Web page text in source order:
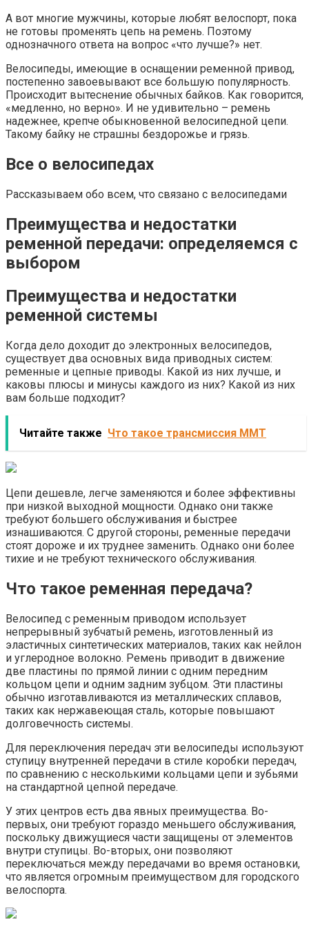
А вот многие мужчины, которые любят велоспорт, пока
не готовы променять цепь на ремень. Поэтому
однозначного ответа на вопрос «что лучше?» нет.
Велосипеды, имеющие в оснащении ременной привод,
постепенно завоевывают все большую популярность.
Происходит вытеснение обычных байков. Как говорится,
«медленно, но верно». И не удивительно – ремень
надежнее, крепче обыкновенной велосипедной цепи.
Такому байку не страшны бездорожье и грязь.
Все о велосипедах
Рассказываем обо всем, что связано с велосипедами
Преимущества и недостатки
ременной передачи: определяемся с
выбором
Преимущества и недостатки
ременной системы
Когда дело доходит до электронных велосипедов,
существует два основных вида приводных систем:
ременные и цепные приводы. Какой из них лучше, и
каковы плюсы и минусы каждого из них? Какой из них
вам больше подходит?
Читайте также Что такое трансмиссия ММТ
Цепи дешевле, легче заменяются и более эффективны
при низкой выходной мощности. Однако они также
требуют большего обслуживания и быстрее
изнашиваются. С другой стороны, ременные передачи
стоят дороже и их труднее заменить. Однако они более
тихие и не требуют технического обслуживания.
Что такое ременная передача?
Велосипед с ременным приводом использует
непрерывный зубчатый ремень, изготовленный из
эластичных синтетических материалов, таких как нейлон
и углеродное волокно. Ремень приводит в движение
две пластины по прямой линии с одним передним
кольцом цепи и одним задним зубцом. Эти пластины
обычно изготавливаются из металлических сплавов,
таких как нержавеющая сталь, которые повышают
долговечность системы.
Для переключения передач эти велосипеды используют
ступицу внутренней передачи в стиле коробки передач,
по сравнению с несколькими кольцами цепи и зубьями
на стандартной цепной передаче.
У этих центров есть два явных преимущества. Во-
первых, они требуют гораздо меньшего обслуживания,
поскольку движущиеся части защищены от элементов
внутри ступицы. Во-вторых, они позволяют
переключаться между передачами во время остановки,
что является огромным преимуществом для городского
велоспорта.